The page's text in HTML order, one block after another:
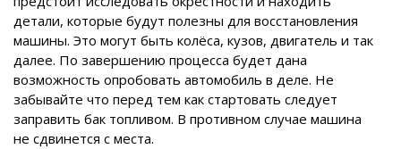
детали, которые будут полезны для восстановления
машины. Это могут быть колёса, кузов, двигатель и так
далее. По завершению процесса будет дана
возможность опробовать автомобиль в деле. Не
забывайте что перед тем как стартовать следует
заправить бак топливом. В противном случае машина
не сдвинется с места.